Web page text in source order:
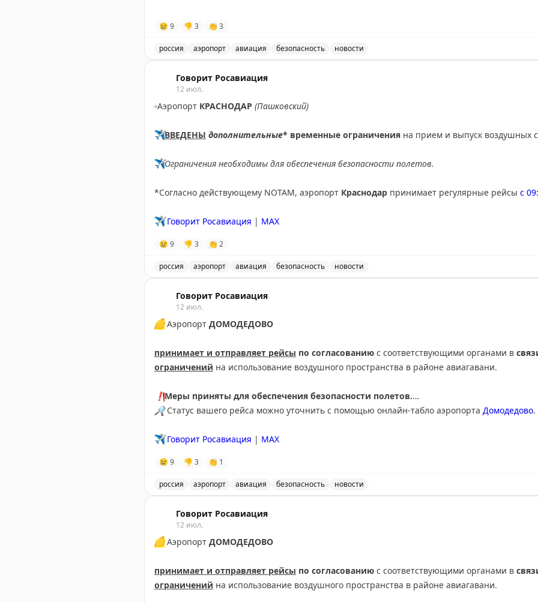
😢 9 👎 3 👏 3
россия аэропорт авиация безопасность новости
Говорит Росавиация
12 июл.
▫️Аэропорт КРАСНОДАР (Пашковский)
✈️ВВЕДЕНЫ дополнительные* временные ограничения на прием и выпуск воздушных
✈️Ограничения необходимы для обеспечения безопасности полетов.
*Согласно действующему NOTAM, аэропорт Краснодар принимает регулярные рейсы с
✈️ Говорит Росавиация | MAX
😢 9 👎 3 👏 2
россия аэропорт авиация безопасность новости
Говорит Росавиация
12 июл.
🟡Аэропорт ДОМОДЕДОВО
принимает и отправляет рейсы по согласованию с соответствующими органами в
ограничений на использование воздушного пространства в районе авиагавани.
❗️Меры приняты для обеспечения безопасности полетов.
🔎Статус вашего рейса можно уточнить с помощью онлайн-табло аэропорта Домодедово.
✈️ Говорит Росавиация | МАХ
😢 9 👎 3 👏 1
россия аэропорт авиация безопасность новости
Говорит Росавиация
12 июл.
🟡Аэропорт ДОМОДЕДОВО
принимает и отправляет рейсы по согласованию с соответствующими органами в
ограничений на использование воздушного пространства в районе авиагавани.